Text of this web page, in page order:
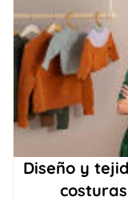
Diseño y